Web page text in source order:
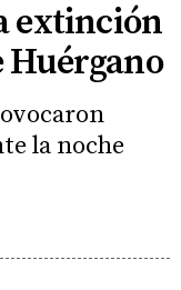
extinción
Huérgano
la noche